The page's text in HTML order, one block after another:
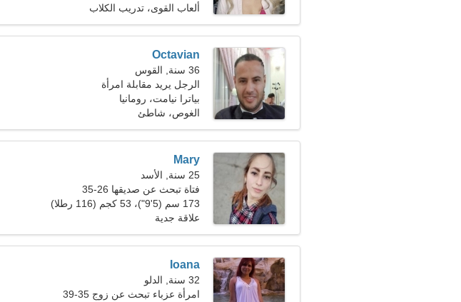
ألعاب القوى، تدريب الكلاب
Octavian
36 سنة, القوس
الرجل يريد مقابلة امرأة
بياترا نيامت، رومانيا
الغوص، شاطئ
Mary
25 سنة, الأسد
فتاة تبحث عن صديقها 26-35
173 سم (5'9")، 53 كجم (116 رطلا)
علاقة جدية
Ioana
32 سنة, الدلو
امرأة عزباء تبحث عن زوج 35-39